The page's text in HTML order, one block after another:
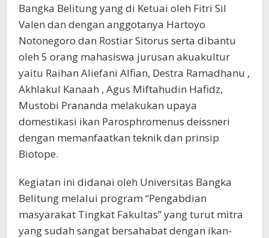
Bangka Belitung yang di Ketuai oleh Fitri Sil
Valen dan dengan anggotanya Hartoyo
Notonegoro dan Rostiar Sitorus serta dibantu
oleh 5 orang mahasiswa jurusan akuakultur
yaitu Raihan Aliefani Alfian, Destra Ramadhanu ,
Akhlakul Kanaah , Agus Miftahudin Hafidz,
Mustobi Prananda melakukan upaya
domestikasi ikan Parosphromenus deissneri
dengan memanfaatkan teknik dan prinsip
Biotope.
Kegiatan ini didanai oleh Universitas Bangka
Belitung melalui program “Pengabdian
masyarakat Tingkat Fakultas” yang turut mitra
yang sudah sangat bersahabat dengan ikan-